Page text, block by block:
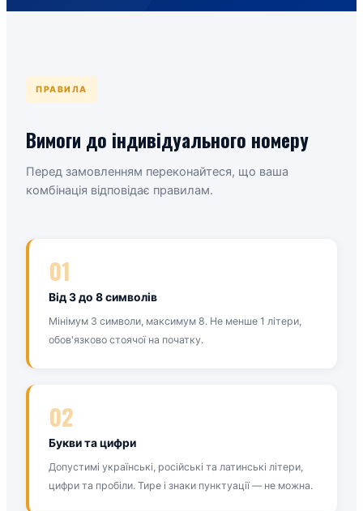
ПРАВИЛА
Вимоги до індивідуального номеру
Перед замовленням переконайтеся, що ваша
комбінація відповідає правилам.
01
Від 3 до 8 символів
Мінімум 3 символи, максимум 8. Не менше 1 літери,
обов'язково стоячої на початку.
02
Букви та цифри
Допустимі українські, російські та латинські літери,
цифри та пробіли. Тире і знаки пунктуації — не можна.